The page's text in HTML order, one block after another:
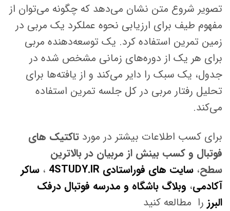
تصویر شروع متن نشان می‌دهد که چگونه می‌توان از
مفهوم طیف برای ارزیابی نحوه عملکرد یک مربی در
زمین تمرین استفاده کرد. یک توسعه‌دهنده مربی
برای هر یک از دوره‌های زمانی مشخص شده در
جدول، یک سبک را دایر می‌کند و از یافته‌ها برای
تحلیل رفتار مربی در کل جلسه تمرین استفاده
می‌کند.
برای کسب اطلاعات بیشتر در موردتاکتیک های
فوتبال و کسب بینش از مربیان در بالاترین
سطح،سایت های فوراستادی 4STUDY.IR ،ساکر
آکادمی، وبلاگ باشگاه و مدرسه فوتبال درفک
البرز را مطالعه کنید